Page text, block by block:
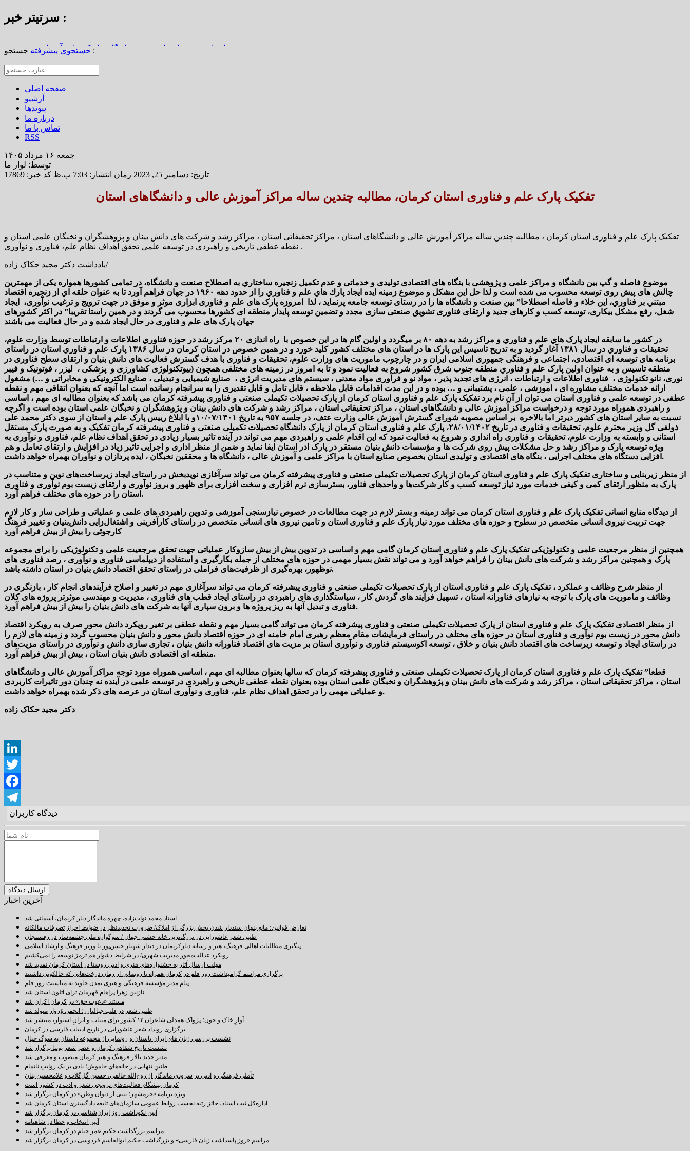
سرتیتر خبر :
استاد محمد نواب‌زاده، چهره ماندگار دیار کریمان، آسمانی شد
تعارض قوانین؛ مانع پنهان سنددار شدن بخش بزرگی از املاک/ ضرورت تجدیدنظر در ضوابط احراز تصرفات مالکانه
طنین شعر عاشورایی در بزرگ‌ترین خانه خشتی جهان / سوگواره ملی چشمه‌سار در رفسنجان
جستجوی پیشرفته جستجو :
صفحه اصلی
آرشیو
پیوندها
درباره ما
تماس با ما
RSS
جمعه ۱۶ مرداد ۱۴۰۵
توسط: لوار ما
تاریخ: دسامبر 25, 2023 زمان انتشار: 7:03 ب.ظ
کد خبر: 17869
تفکیک پارک علم و فناوری استان کرمان، مطالبه چندین ساله مراکز آموزش عالی و دانشگاهای استان
تفکیک پارک علم و فناوری استان کرمان ، مطالبه چندین ساله مراکز آموزش عالی و دانشگاهای استان ، مراکز تحقیقاتی استان ، مراکز رشد و شرکت های دانش بینان و پژوهشگران و نخبگان علمی استان و
نقطه عطفی تاریخی و راهبردی در توسعه علمی تحقق اهداف نظام علم، فناوری و نوآوری .
یادداشت دکتر مجید حکاک زاده/
موضوع فاصله و گپ بین دانشگاه و مراکز علمی و پژوهشی با بنگاه های اقتصادی تولیدی و خدماتی و عدم تکميل زنجيره ساختاري به اصطلاح صنعت و دانشگاه، در تمامی کشورها همواره یکی از مهمترین
چالش های پیش روی توسعه محسوب می شده است و لذا حل این مشکل و موضوع زمینه ایده ایجاد پارك هاي علم و فناوري را از حدود دهه ۱۹۶۰ در جهان فراهم آورد تا به عنوان حلقه اي از زنجيره اقتصاد
مبتني بر فناوري، این خلاء و فاصله اصطلاحا” بین صنعت و دانشگاه ها را در رستای توسعه جامعه پرنماید ، لذا امروزه پارک های علم و فناوری ابزاری موثر و موفق در جهت ترویج و ترغیب نوآوری، ایجاد
شغل، رفع مشکل بیکاری، توسعه کسب و کارهای جدید و ارتقای فناوری تشویق صنعتی سازی مجدد و تضمین توسعه پایدار منطقه ای کشورها محسوب می گردند و در همین راستا تقریبا” در اکثر کشورهای
جهان پارک های علم و فناوری در حال ایجاد شده و در حال فعالیت می باشند
در کشور ما سابقه ایجاد پارک هاي علم و فناوري و مراکز رشد به دهه ۸۰ بر میگردد و اولین گام ها در این خصوص با راه اندازی ۲۰ مرکز رشد در حوزه فناوري اطلاعات و ارتباطات توسط وزارت علوم،
تحقيقات و فناوري در سال ۱۳۸۱ آغاز گردید و به تدریح تاسیس این پارک ها در استان های مختلف کشور کلید خورد و در همین خصوص در استان کرمان در سال ۱۳۸۶ پارک علم و فناوري استان در راستای
برنامه های توسعه ای اقتصادی، اجتماعی و فرهنگی جمهوری اسلامی ایران و در چارچوب ماموریت های وزارت علوم، تحقیقات و فناوری با هدف گسترش فعالیت های دانش بنیان و ارتقای سطح فناوری در
منطقه تاسیس و به عنوان اولين پارک علم و فناوري منطقه جنوب شرق کشور شروع به فعالیت نمود و تا به امروز در زمینه های مختلفی همچون (بیوتکنولوژی کشاورزی و پزشکی ، لیزر ، فوتونیک و فیبر
نوری، نانو تکنولوژی ، فناوری اطلاعات و ارتباطات ، انرژی های تجدید پذیر ، مواد نو و فرآوری مواد معدنی ، سیستم های مدیریت انرژی ، صنایع شیمیایی و تبدیلی ، صنایع الکترونیکی و مخابراتی و …) مشغول
ارائه خدمات مختلف مشاوره ای ، اموزشی ، علمی ، پشتیبانی و … بوده و در این مدت اقدامات قابل ملاحظه ، قابل تامل و قابل تقدیری را به سرانجام رسانده است اما آنچه که بعنوان اتقاقی مهم و نقطه
عطفی در توسعه علمی و فناوری استان می توان از آن نام برد تفکیک پارک علم و فناوری استان کرمان از پارک تحصیلات تکیملی صنعتی و فناوری پیشرفته کرمان می باشد که بعنوان مطالبه ای مهم ، اساسی
و راهبردی هموراه مورد توجه و درخواست مراکز آموزش عالی و دانشگاهای استان ، مراکز تحقیقاتی استان ، مراکز رشد و شرکت های دانش بینان و پژوهشگران و نخبگان علمی استان بوده است و اگرچه
نسبت به سایر استان های کشور دیرتر اما بالاخره بر اساس مصوبه شورای گسترش آموزش عالی وزارت عتف، در جلسه ۹۵۷ به تاریخ ۱۰/۰۷/۱۴۰۱و با ابلاغ رییس پارک علم و استان از سوی دکتر محمد علی
ذولفی گل وزیر محترم علوم، تحقیقات و فناوری در تاریخ ۲۸/۰۱/۱۴۰۲، پارک علم و فناوری استان کرمان از پارک دانشگاه تحصیلات تکمیلی صنعتی و فناوری پیشرفته کرمان تفکیک و به صورت پارک مستقل
استانی و وابسته به وزارت علوم، تحقیقات و فناوری راه اندازی و شروع به فعالیت نمود که این اقدام علمی و راهبردی مهم می تواند در آینده تاثیر بسیار زیادی در تحقق اهداف نظام علم، فناوری و نوآوری به
ویژه توسعه پارک و مراکز رشد و حل مشکلات پیش روی شرکت ها و مؤسسات دانش بنیان مستقر در پارک ادر استان ایفا نماید و ضمن از منظر اداری و اجرایی تاثیر زیاد در افزایش و ارتقای تعامل و هم
افزایی دستگاه های مختلف اجرایی ، بنگاه های اقتصادی و تولیدی استان بخصوص صنایع استان با مراکز علمی و آموزش عالی ، دانشگاه ها و محققین نخبگان ، ایده پردازان و نوآوران بهمراه خواهد داشت.
از منظر زیربنایی و ساختاری تفکیک پارک علم و فناوری استان کرمان از پارک تحصیلات تکیملی صنعتی و فناوری پیشرفته کرمان می تواند سرآغازی نویدبخش در راستای ایجاد زیرساخت‌های نوین و متناسب در
پارک به منظور ارتقای کمی و کیفی خدمات مورد نیاز توسعه کسب و کار شرکت‌ها و واحدهای فناور، بسترسازی نرم افزاری و سخت افزاری برای ظهور و بروز نوآوری و ارتقای زیست بوم نوآوری و فناوری
استان را در حوزه های مختلف فراهم آورد.
از دیدگاه منابع انسانی تفکیک پارک علم و فناوری استان کرمان می تواند زمینه و بستر لازم در جهت مطالعات در خصوص نیازسنجی آموزشی و تدوین راهبردی های علمی و عملیاتی و طراحی ساز و کار لازم
جهت تربیت نیروی انسانی متخصص در سطوح و حوزه های مختلف مورد نیاز پارک علم و فناوری استان و تامین نیروی های انسانی متخصص در راستای کارآفرینی و اشتغال‌زایی دانش‌بنیان و تغییر فرهنگ
کارجوئی را بیش از بیش فراهم آورد
همچنین از منظر مرجعیت علمی و تکنولوژیکی تفکیک پارک علم و فناوری استان کرمان گامی مهم و اساسی در تدوین بیش از بیش سازوکار عملیاتی جهت تحقق مرجعیت علمی و تکنولوژیکی را برای مجموعه
پارک و همچنین مراکز رشد و شرکت های دانش بینان را فراهم خواهد آورد و می تواند نقش بسیار مهمی در حوزه های مختلف از جمله بکارگیری و استفاده از دیپلماسی فناوری و نوآوری ، رصد فناوری های
نوظهور، بهره‌گیری از ظرفیت‌های فراملی در راستای تحقق اقتصاد دانش بنیان در استان داشته باشد.
از منظر شرح وظائف و عملکرد ، تفکیک پارک علم و فناوری استان از پارک تحصیلات تکیملی صنعتی و فناوری پیشرفته کرمان می تواند سرآغازی مهم در تغییر و اصلاح فرآیندهای انجام کار ، بازنگری در
وظائف و ماموریت های پارک با توجه به نیازهای فناورانه استان ، تسهیل فرآیند های گردش کار ، سیاستگذاری های راهبردی در راستای ایجاد قطب های فناوری ، مدیریت و مهندسی موثرتر پروژه های کلان
فناوری و تبدیل آنها به ریز پروژه ها و برون سپاری آنها به شرکت های دانش بنیان را بیش از بیش فراهم آورد.
از منظر اقتصادی تفکیک پارک علم و فناوری استان از پارک تحصیلات تکیملی صنعتی و فناوری پیشرفته کرمان می تواند گامی بسیار مهم و نقطه عطفی بر تغیر رویکرد دانش محور صرف به رویکرد اقتصاد
دانش محور در زیست بوم نوآوری و فناوری استان در حوزه های مختلف در راستای فرمایشات مقام معظم رهبری امام خامنه ای در حوزه اقتصاد دانش محور و دانش بنیان محسوب گردد و زمینه های لازم را
در راستای ایجاد و توسعه زیرساخت های اقتصاد دانش بنیان و خلاق ، توسعه اکوسیستم فناوری و نوآوری استان بر مزیت های اقتصاد فناورانه دانش بنیان ، تجاری سازی دانش و نوآوری در راستای مزیت‌های
منطقه ای اقتصادی دانش بنیان استان ، بیش از بیش فراهم آورد.
قطعا”تفکیک پارک علم و فناوری استان کرمان از پارک تحصیلات تکیملی صنعتی و فناوری پیشرفته کرمان که سالها بعنوان مطالبه ای مهم ، اساسی هموراه مورد توجه مراکز آموزش عالی و دانشگاهای
استان ، مراکز تحقیقاتی استان ، مراکز رشد و شرکت های دانش بینان و پژوهشگران و نخبگان علمی استان بوده بعنوان نقطه عطفی تاریخی و راهبردی در توسعه علمی در آینده نه چندان دور تاثیرات کاربردی
و عملیاتی مهمی را در تحقق اهداف نظام علم، فناوری و نوآوری استان در عرصه های ذکر شده بهمراه خواهد داشت.
دکتر مجید حکاک زاده
LinkedIn
Twitter
Facebook
Telegram
دیدگاه کاربران
آخرین اخبار
استاد محمد نواب‌زاده، چهره ماندگار دیار کریمان، آسمانی شد
تعارض قوانین؛ مانع پنهان سنددار شدن بخش بزرگی از املاک/ ضرورت تجدیدنظر در ضوابط احراز تصرفات مالکانه
طنین شعر عاشورایی در بزرگ‌ترین خانه خشتی جهان / سوگواره ملی چشمه‌سار در رفسنجان
پیگیری مطالبات اهالی فرهنگ، هنر و رسانه دیارکریمان در دیدار شهباز حسن‌پور با وزیر فرهنگ و ارشاد اسلامی
رویکرد عدالت‌محور مدیریت شهری/ در شرایط دشوار هم ترمز توسعه را نمی‌کشیم
مهلت ارسال آثار به جشنواره‌های هنری و ادبی روستا در استان کرمان تمدید شد
برگزاری مراسم گرامیداشت روز قلم در کرمان همراه با رونمایی از رمان درخت‌هایی که خالکوبی داشتند
پیام مدیر مؤسسه فرهنگی و هنری تمدن جاوید به مناسبت روز قلم
نازنین زهرا پراهام قهرمان ترای اتلون استان شد
مستند «دعوت حق» در کرمان اکران شد
طنین شعر در قلب جبالبارز؛ انجمن وُروار متولد شد
آوازِ خاک و خون؛ پژواک همدلی شاعران ۱۲ کشور برای میناب و ایرانِ استوار، منتشر شد
برگزاری رویداد شعر عاشورایی در تاریخ ادبیات فارسی در کرمان
نشست بررسی زبان های ایران باستان و رونمایی از مجموعه داستان به سوگ خیال
نشست تاریخ شفاهی کرمان و عصر شعر بوتیا برگزار شد
طنینِ تنهایی در خانه‌هایِ خاموش؛ یادی بر یک روایتِ ناتمام
تأملی فرهنگی و ادبی بر سرودی ماندگار از روح‌الله خالقی، حسین گل‌گلاب و غلامحسین بنان
کرمان پیشگام فعالیت‌های ترویجی شعر و ادب در کشور است
ویژه برنامه «خرمشهر؛ بیتی از دیوان وطن» در کرمان برگزار شد
اداره‌کل ثبت اسناد، حائز رتبه نخست روابط عمومی سازمان‌های تابعه دادگستری استان کرمان شد
آیین نکوداشت روز ایران‌شناسی در کرمان برگزار شد
آیین انتخاب و خطا در شاهنامه
مراسم بزرگداشت حکیم عمر خیام در کرمان برگزار شد